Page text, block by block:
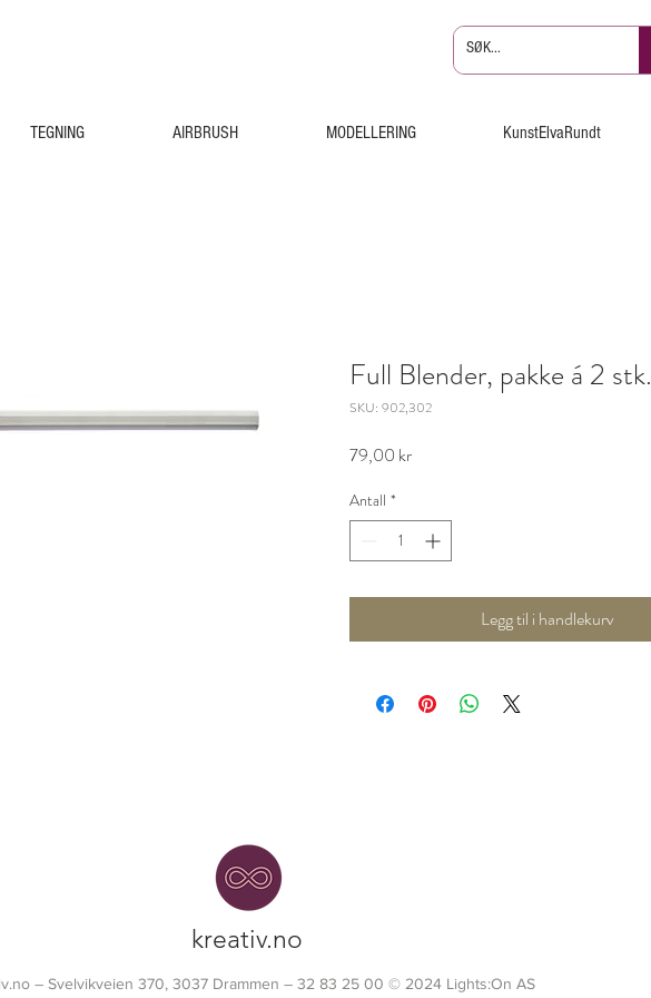
TEGNING AIRBRUSH MODELLERING KunstElvaRundt
Full Blender, pakke á 2 stk.
SKU: 902,302
79,00 krPris
Antall *
Legg til i handlekurv
kreativ.no
– Svelvikveien 370, 3037 Drammen – 32 83 25 00 © 2024 Lights:On AS